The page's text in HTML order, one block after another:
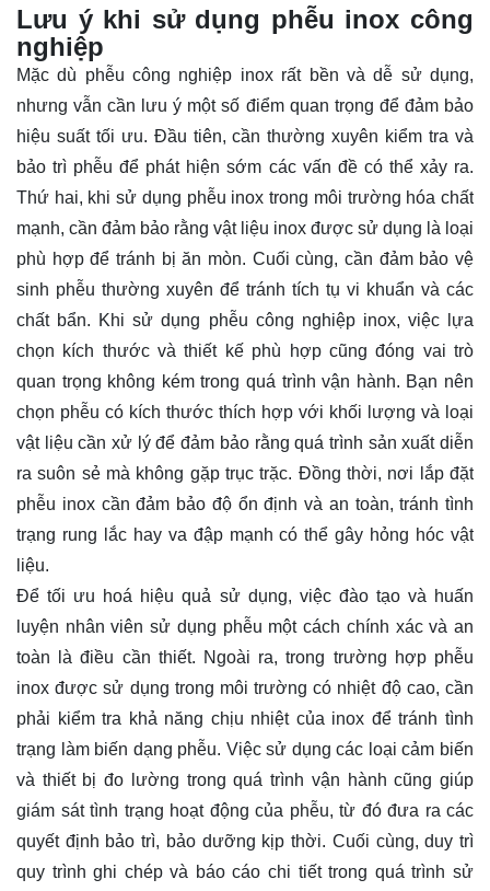
Lưu ý khi sử dụng phễu inox công
nghiệp
Mặc dù phễu công nghiệp inox rất bền và dễ sử dụng,
nhưng vẫn cần lưu ý một số điểm quan trọng để đảm bảo
hiệu suất tối ưu. Đầu tiên, cần thường xuyên kiểm tra và
bảo trì phễu để phát hiện sớm các vấn đề có thể xảy ra.
Thứ hai, khi sử dụng phễu inox trong môi trường hóa chất
mạnh, cần đảm bảo rằng vật liệu inox được sử dụng là loại
phù hợp để tránh bị ăn mòn. Cuối cùng, cần đảm bảo vệ
sinh phễu thường xuyên để tránh tích tụ vi khuẩn và các
chất bẩn. Khi sử dụng phễu công nghiệp inox, việc lựa
chọn kích thước và thiết kế phù hợp cũng đóng vai trò
quan trọng không kém trong quá trình vận hành. Bạn nên
chọn phễu có kích thước thích hợp với khối lượng và loại
vật liệu cần xử lý để đảm bảo rằng quá trình sản xuất diễn
ra suôn sẻ mà không gặp trục trặc. Đồng thời, nơi lắp đặt
phễu inox cần đảm bảo độ ổn định và an toàn, tránh tình
trạng rung lắc hay va đập mạnh có thể gây hỏng hóc vật
liệu.
Để tối ưu hoá hiệu quả sử dụng, việc đào tạo và huấn
luyện nhân viên sử dụng phễu một cách chính xác và an
toàn là điều cần thiết. Ngoài ra, trong trường hợp phễu
inox được sử dụng trong môi trường có nhiệt độ cao, cần
phải kiểm tra khả năng chịu nhiệt của inox để tránh tình
trạng làm biến dạng phễu. Việc sử dụng các loại cảm biến
và thiết bị đo lường trong quá trình vận hành cũng giúp
giám sát tình trạng hoạt động của phễu, từ đó đưa ra các
quyết định bảo trì, bảo dưỡng kịp thời. Cuối cùng, duy trì
quy trình ghi chép và báo cáo chi tiết trong quá trình sử